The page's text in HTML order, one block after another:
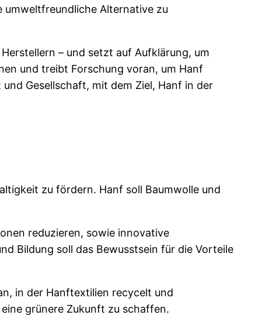
umweltfreundliche Alternative zu
– und setzt auf Aufklärung, um
und treibt Forschung voran, um Hanf
Gesellschaft, mit dem Ziel, Hanf in der
zu fördern. Hanf soll Baumwolle und
reduzieren, sowie innovative
Bildung soll das Bewusstsein für die Vorteile
in der Hanftextilien recycelt und
grünere Zukunft zu schaffen.